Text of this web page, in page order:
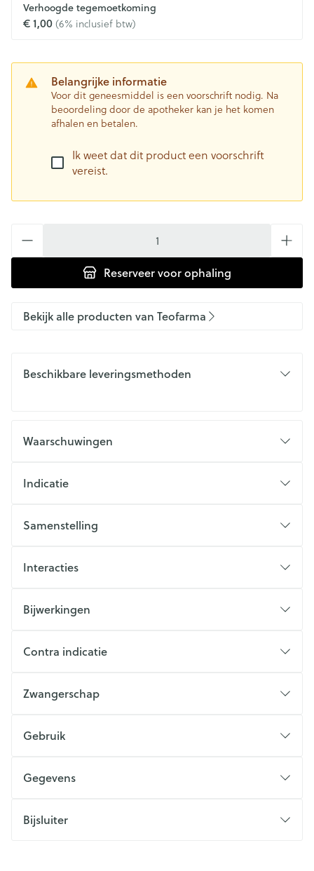
Verhoogde tegemoetkoming
€ 1,00 (6% inclusief btw)
Belangrijke informatie
Voor dit geneesmiddel is een voorschrift nodig. Na
beoordeling door de apotheker kan je het komen
afhalen en betalen.
Ik weet dat dit product een voorschrift
vereist.
Reserveervoor ophaling
Bekijk alle producten van Teofarma
Beschikbare leveringsmethoden
Waarschuwingen
Indicatie
Samenstelling
Interacties
Bijwerkingen
Contra indicatie
Zwangerschap
Gebruik
Gegevens
Bijsluiter